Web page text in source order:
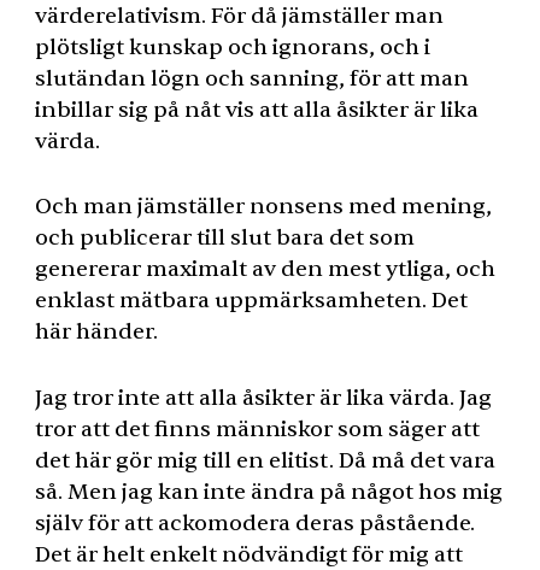
värderelativism. För då jämställer man
plötsligt kunskap och ignorans, och i
slutändan lögn och sanning, för att man
inbillar sig på nåt vis att alla åsikter är lika
värda.
Och man jämställer nonsens med mening,
och publicerar till slut bara det som
genererar maximalt av den mest ytliga, och
enklast mätbara uppmärksamheten. Det
här händer.
Jag tror inte att alla åsikter är lika värda. Jag
tror att det finns människor som säger att
det här gör mig till en elitist. Då må det vara
så. Men jag kan inte ändra på något hos mig
själv för att ackomodera deras påstående.
Det är helt enkelt nödvändigt för mig att